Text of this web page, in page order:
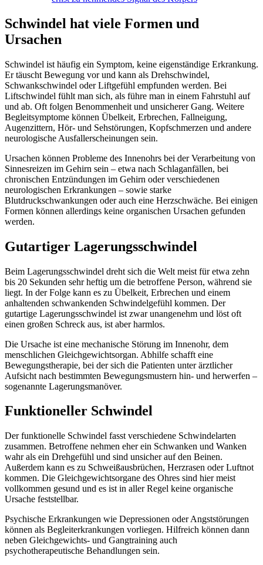
Schwindel hat viele Formen und
Ursachen
Schwindel ist häufig ein Symptom, keine eigenständige Erkrankung.
Er täuscht Bewegung vor und kann als Drehschwindel,
Schwankschwindel oder Liftgefühl empfunden werden. Bei
Liftschwindel fühlt man sich, als führe man in einem Fahrstuhl auf
und ab. Oft folgen Benommenheit und unsicherer Gang. Weitere
Begleitsymptome können Übelkeit, Erbrechen, Fallneigung,
Augenzittern, Hör- und Sehstörungen, Kopfschmerzen und andere
neurologische Ausfallerscheinungen sein.
Ursachen können Probleme des Innenohrs bei der Verarbeitung von
Sinnesreizen im Gehirn sein – etwa nach Schlaganfällen, bei
chronischen Entzündungen im Gehirn oder verschiedenen
neurologischen Erkrankungen – sowie starke
Blutdruckschwankungen oder auch eine Herzschwäche. Bei einigen
Formen können allerdings keine organischen Ursachen gefunden
werden.
Gutartiger Lagerungsschwindel
Beim Lagerungsschwindel dreht sich die Welt meist für etwa zehn
bis 20 Sekunden sehr heftig um die betroffene Person, während sie
liegt. In der Folge kann es zu Übelkeit, Erbrechen und einem
anhaltenden schwankenden Schwindelgefühl kommen. Der
gutartige Lagerungsschwindel ist zwar unangenehm und löst oft
einen großen Schreck aus, ist aber harmlos.
Die Ursache ist eine mechanische Störung im Innenohr, dem
menschlichen Gleichgewichtsorgan. Abhilfe schafft eine
Bewegungstherapie, bei der sich die Patienten unter ärztlicher
Aufsicht nach bestimmten Bewegungsmustern hin- und herwerfen –
sogenannte Lagerungsmanöver.
Funktioneller Schwindel
Der funktionelle Schwindel fasst verschiedene Schwindelarten
zusammen. Betroffene nehmen eher ein Schwanken und Wanken
wahr als ein Drehgefühl und sind unsicher auf den Beinen.
Außerdem kann es zu Schweißausbrüchen, Herzrasen oder Luftnot
kommen. Die Gleichgewichtsorgane des Ohres sind hier meist
vollkommen gesund und es ist in aller Regel keine organische
Ursache feststellbar.
Psychische Erkrankungen wie Depressionen oder Angststörungen
können als Begleiterkrankungen vorliegen. Hilfreich können dann
neben Gleichgewichts- und Gangtraining auch
psychotherapeutische Behandlungen sein.